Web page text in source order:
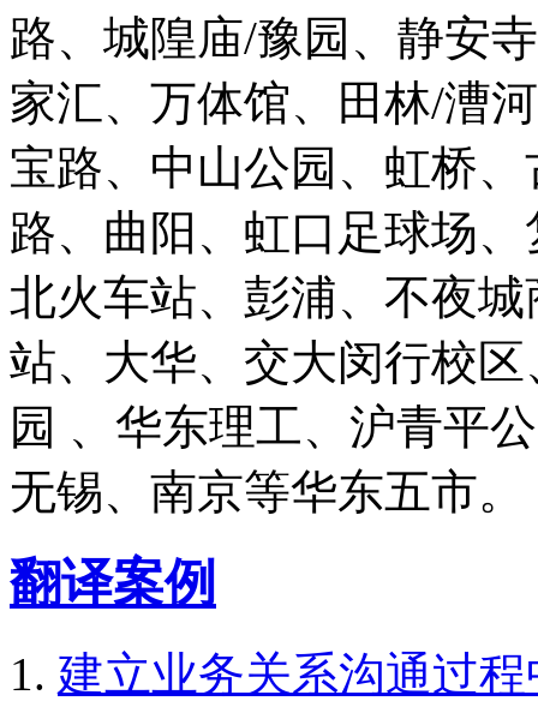
路、城隍庙/豫园、静安
家汇、万体馆、田林/漕
宝路、中山公园、虹桥
路、曲阳、虹口足球场
北火车站、彭浦、不夜
站、大华、交大闵行校
园 、华东理工、沪青平
无锡、南京等华东五市。
翻译案例
建立业务关系沟通过